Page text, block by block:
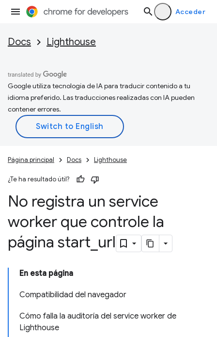
Acceder
Docs Lighthouse
Google utiliza tecnología de IA para traducir contenido a tu
idioma preferido. Las traducciones realizadas con IA pueden
contener errores.
Página principal Docs Lighthouse
¿Te ha resultado útil?
No registra un service
worker que controle la
página start url
En esta página
Compatibilidad del navegador
Cómo falla la auditoría del service worker de
Lighthouse